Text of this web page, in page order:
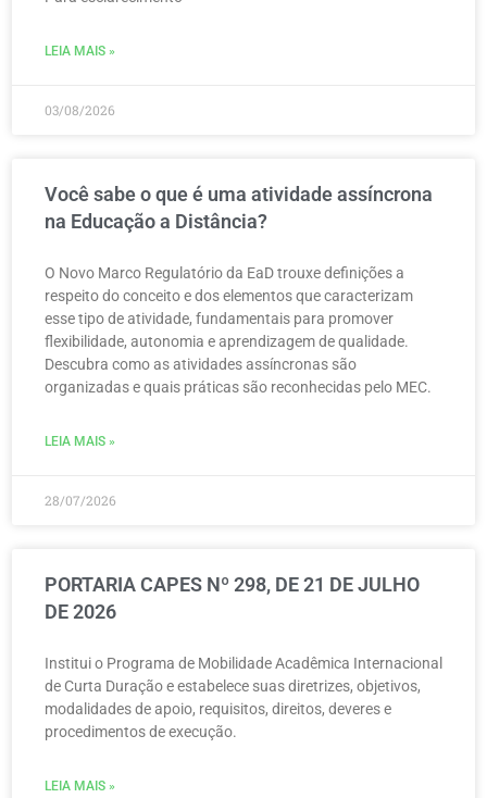
LEIA MAIS »
03/08/2026
Você sabe o que é uma atividade assíncrona
na Educação a Distância?
O Novo Marco Regulatório da EaD trouxe definições a
respeito do conceito e dos elementos que caracterizam
esse tipo de atividade, fundamentais para promover
flexibilidade, autonomia e aprendizagem de qualidade.
Descubra como as atividades assíncronas são
organizadas e quais práticas são reconhecidas pelo MEC.
LEIA MAIS »
28/07/2026
PORTARIA CAPES Nº 298, DE 21 DE JULHO
DE 2026
Institui o Programa de Mobilidade Acadêmica Internacional
de Curta Duração e estabelece suas diretrizes, objetivos,
modalidades de apoio, requisitos, direitos, deveres e
procedimentos de execução.
LEIA MAIS »